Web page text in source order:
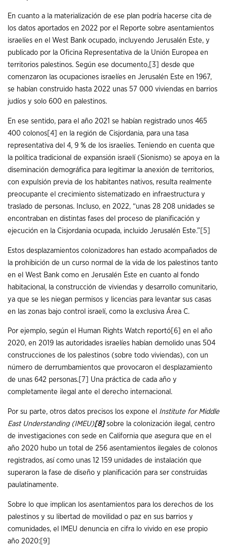
En cuanto a la materialización de ese plan podría hacerse cita de
los datos aportados en 2022 por el Reporte sobre asentamientos
israelíes en el West Bank ocupado, incluyendo Jerusalén Este, y
publicado por la Oficina Representativa de la Unión Europea en
territorios palestinos. Según ese documento, [3]
desde que
comenzaron las ocupaciones israelíes en Jerusalén Este en 1967,
se habían construido hasta 2022 unas 57 000 viviendas en barrios
judíos y solo 600 en palestinos.
En ese sentido, para el año 2021 se habían registrado unos 465
400 colonos [4]
en la región de Cisjordania, para una tasa
representativa del 4, 9 % de los israelíes. Teniendo en cuenta que
la política tradicional de expansión israelí (Sionismo) se apoya en la
diseminación demográfica para legitimar la anexión de territorios,
con expulsión previa de los habitantes nativos, resulta realmente
preocupante el crecimiento sistematizado en infraestructura y
traslado de personas. Incluso, en 2022, “unas 28 208 unidades se
encontraban en distintas fases del proceso de planificación y
ejecución en la Cisjordania ocupada, incluido Jerusalén Este.” [5]
Estos desplazamientos colonizadores han estado acompañados de
la prohibición de un curso normal de la vida de los palestinos tanto
en el West Bank como en Jerusalén Este en cuanto al fondo
habitacional, la construcción de viviendas y desarrollo comunitario,
ya que se les niegan permisos y licencias para levantar sus casas
en las zonas bajo control israelí, como la exclusiva Área C.
Por ejemplo, según el Human Rights Watch reportó [6]
en el año
2020, en 2019 las autoridades israelíes habían demolido unas 504
construcciones de los palestinos (sobre todo viviendas), con un
número de derrumbamientos que provocaron el desplazamiento
de unas 642 personas. [7]
Una práctica de cada año y
completamente ilegal ante el derecho internacional.
Por su parte, otros datos precisos los expone el Institute for Middle
East Understanding (IMEU)[8] sobre la colonización ilegal, centro
de investigaciones con sede en California que asegura que en el
año 2020 hubo un total de 256 asentamientos ilegales de colonos
registrados, así como unas 12 159 unidades de instalación que
superaron la fase de diseño y planificación para ser construidas
paulatinamente.
Sobre lo que implican los asentamientos para los derechos de los
palestinos y su libertad de movilidad o paz en sus barrios y
comunidades, el IMEU denuncia en cifra lo vivido en ese propio
año 2020:[9]